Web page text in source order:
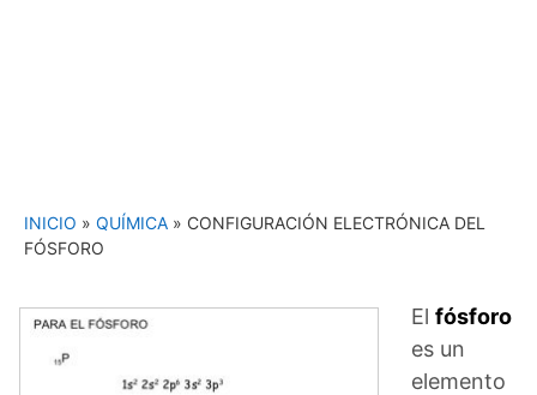
INICIO » QUÍMICA » CONFIGURACIÓN ELECTRÓNICA DEL
FÓSFORO
El fósforo
es un
elemento